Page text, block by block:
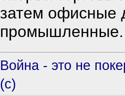
затем офисные
Война - это не
(c)